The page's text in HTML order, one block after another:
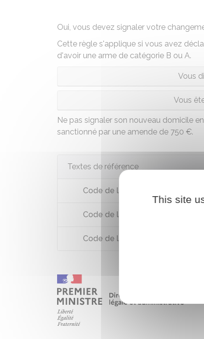
Oui, vous devez signaler votre
Cette règle s'applique si vous avez
d'avoir une arme de catégorie B ou A.
Vous
Vous
Ne pas signaler son nouveau domicile
sanctionné par une amende de 750 €.
Textes de référence
Code de la sécurité intérieure :
Code de la sécurité intérieure :
Code de la sécurité intérieure :
This site